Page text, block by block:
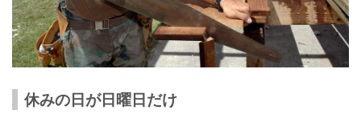
休みの日が日曜日だけ